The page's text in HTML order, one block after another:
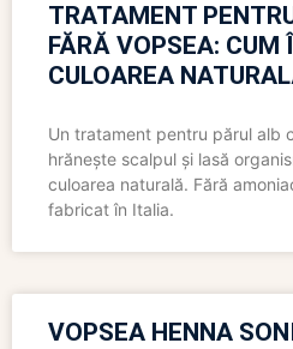
TRATAMENT
FĂRĂ VOPSEA: CUM
CULOAREA
Un tratament pentru părul alb
hrănește scalpul și lasă
culoarea naturală. Fără
fabricat în Italia.
VOPSEA HENNA